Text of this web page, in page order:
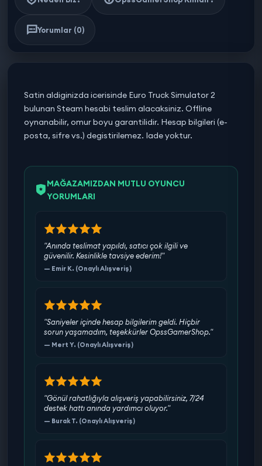
Yorumlar (0)
Satin aldiginizda icerisinde Euro Truck Simulator 2
bulunan Steam hesabi teslim alacaksiniz. Offline
oynanabilir, omur boyu garantilidir. Hesap bilgileri (e-
posta, sifre vs.) degistirilemez. Iade yoktur.
MAĞAZAMIZDAN MUTLU OYUNCU
YORUMLARI
"Anında teslimat yapıldı, satıcı çok ilgili ve
güvenilir. Kesinlikle tavsiye ederim!"
— Emir K. (Onaylı Alışveriş)
"Saniyeler içinde hesap bilgilerim geldi. Hiçbir
sorun yaşamadım, teşekkürler OpssGamerShop."
— Mert Y. (Onaylı Alışveriş)
"Gönül rahatlığıyla alışveriş yapabilirsiniz, 7/24
destek hattı anında yardımcı oluyor."
— Burak T. (Onaylı Alışveriş)